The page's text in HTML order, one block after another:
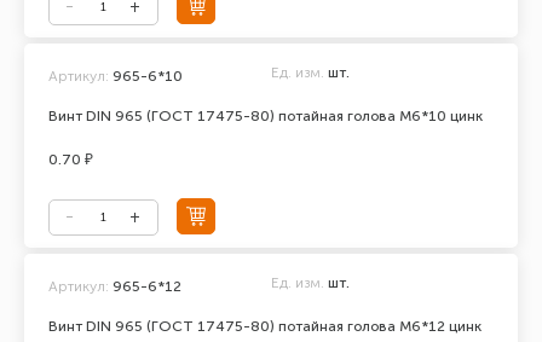
Винт DIN 965 (ГОСТ 17475-80) потайная голова М6*10 цинк
Артикул: 965-6*10 Ед. изм. шт.
0.70 ₽
Винт DIN 965 (ГОСТ 17475-80) потайная голова М6*12 цинк
Артикул: 965-6*12 Ед. изм. шт.